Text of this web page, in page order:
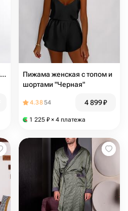
Уютный корпоративный мерч: премиальные пижамы с вашим логотипом
Пижама женская с топом и
шортами "Черная"
4.3854 4 899₽
1 225 ₽ × 4 платежа